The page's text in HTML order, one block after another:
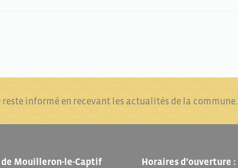
reste informé en recevant les actualités de la commune.
Mouilleron-le-Captif Horaires d’ouverture :